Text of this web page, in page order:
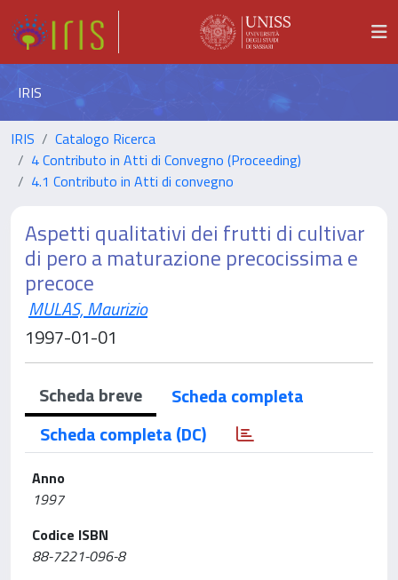
IRIS
IRIS
Catalogo Ricerca
4 Contributo in Atti di Convegno (Proceeding)
4.1 Contributo in Atti di convegno
Aspetti qualitativi dei frutti di cultivar
di pero a maturazione precocissima e
precoce
MULAS, Maurizio
1997-01-01
Scheda breve
Scheda completa
Scheda completa (DC)
Anno
1997
Codice ISBN
88-7221-096-8